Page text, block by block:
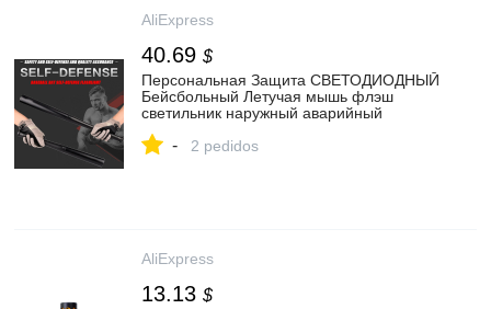
AliExpress
40.69 $
Персональная Защита СВЕТОДИОДНЫЙ
Бейсбольный Летучая мышь флэш
светильник наружный аварийный
водонепроницаемый
- 2 pedidos
AliExpress
13.13 $